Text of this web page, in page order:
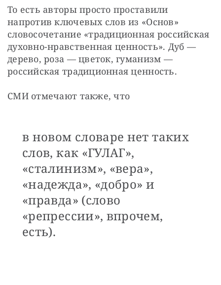
То есть авторы просто проставили
напротив ключевых слов из «Основ»
словосочетание «традиционная российская
духовно-нравственная ценность». Дуб —
дерево, роза — цветок, гуманизм —
российская традиционная ценность.
СМИ отмечают также, что
в новом словаре нет таких
слов, как «ГУЛАГ»,
«сталинизм», «вера»,
«надежда», «добро» и
«правда» (слово
«репрессии», впрочем,
есть).